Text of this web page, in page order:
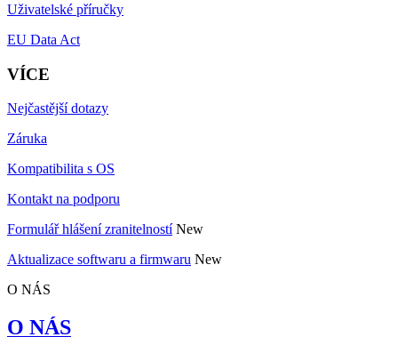
Uživatelské příručky
EU Data Act
VÍCE
Nejčastější dotazy
Záruka
Kompatibilita s OS
Kontakt na podporu
Formulář hlášení zranitelností New
Aktualizace softwaru a firmwaru New
O NÁS
O NÁS